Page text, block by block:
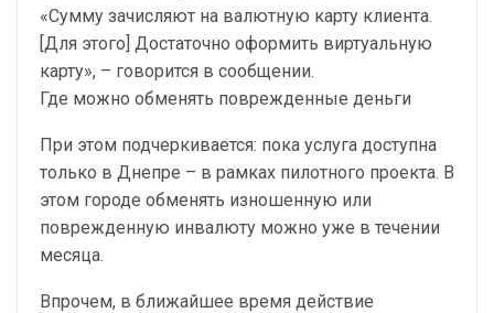
«Сумму зачисляют на валютную карту клиента.
[Для этого] Достаточно оформить виртуальную
карту», – говорится в сообщении.
Где можно обменять поврежденные деньги
При этом подчеркивается: пока услуга доступна
только в Днепре – в рамках пилотного проекта. В
этом городе обменять изношенную или
поврежденную инвалюту можно уже в течении
месяца.
Впрочем, в ближайшее время действие